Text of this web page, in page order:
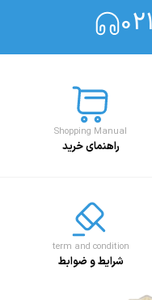
Shopping Manual
راهنمای خرید
term and condition
شرایط و ضوابط